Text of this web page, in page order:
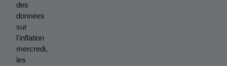
des
données
sur
l'inflation
mercredi,
les